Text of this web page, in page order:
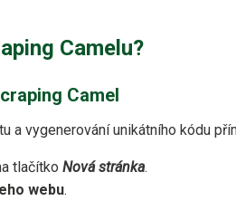
Camelu?
Camel
a vygenerování unikátního kódu
tlačítko Nová stránka.
webu.